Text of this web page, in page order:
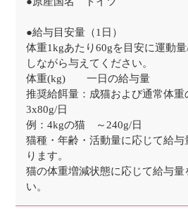
●給与目安量（1日）
体重1kgあたり60gを目安に運動
しながら与えてください。
体重(kg) 一日の給与量
推奨給餌量：成猫および通常体重
3x80g/日
例：4kgの猫 ～240g/日
猫種・年齢・活動量に応じて給
ります。
猫の体重増減状態に応じて給与量
い。